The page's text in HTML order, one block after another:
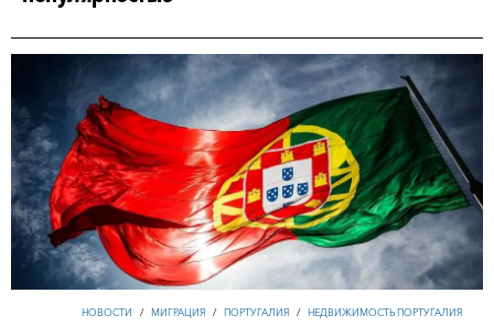
НОВОСТИ / МИГРАЦИЯ / ПОРТУГАЛИЯ / НЕДВИЖИМОСТЬ ПОРТУГАЛИЯ